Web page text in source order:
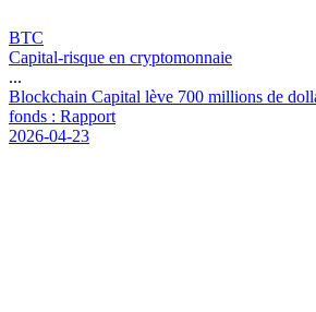
BTC
Capital-risque en cryptomonnaie
...
Blockchain Capital lève 700 millions de doll
fonds : Rapport
2026-04-23